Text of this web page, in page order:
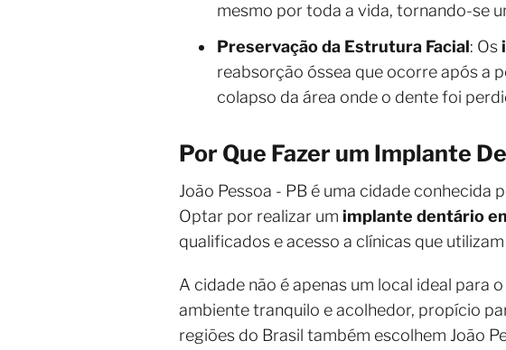
mesmo por toda a vida, tornando-se
Preservação da Estrutura Facial: Os
reabsorção óssea que ocorre após a
colapso da área onde o dente foi
Por Que Fazer um Implante
João Pessoa - PB é uma cidade conhecida
Optar por realizar um implante dentário
qualificados e acesso a clínicas que
A cidade não é apenas um local ideal
ambiente tranquilo e acolhedor, propício
regiões do Brasil também escolhem João